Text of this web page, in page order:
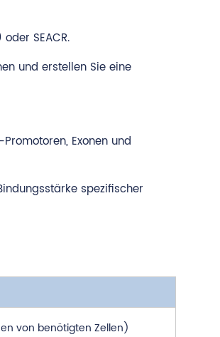
SEACR.
und erstellen Sie eine
Exonen und
spezifischer
von benötigten Zellen)